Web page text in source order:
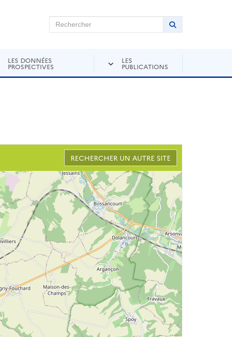
Rechercher sur Andra Inventaire Rechercher
Lancer la
LES DONNÉES
PROSPECTIVES
LES
PUBLICATIONS
RECHERCHER UN AUTRE SITE